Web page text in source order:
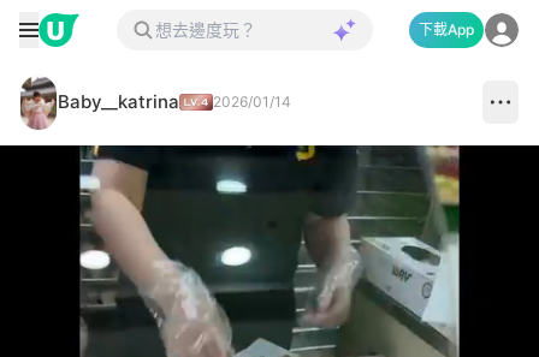
下載App
Baby__katrina 2026/01/14